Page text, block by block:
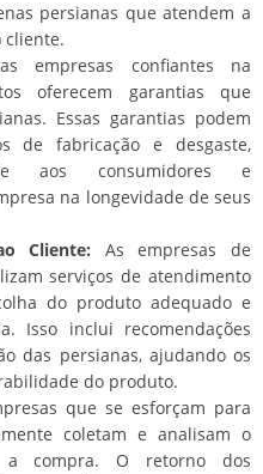
persianas que atendem a
cliente.
empresas confiantes na
oferecem garantias que
Essas garantias podem
de fabricação e desgaste,
aos consumidores e
na longevidade de seus
Cliente: As empresas de
serviços de atendimento
do produto adequado e
Isso inclui recomendações
das persianas, ajudando os
do produto.
que se esforçam para
coletam e analisam o
a compra. O retorno dos